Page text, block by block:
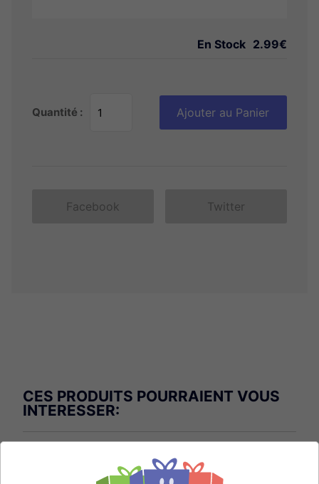
En Stock 2.99€
Quantité : Ajouter au Panier
Facebook Twitter
CES PRODUITS POURRAIENT VOUS
INTERESSER: